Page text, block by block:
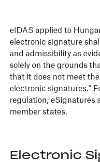
eIDAS applied to
electronic signature
and admissibility as
solely on the grounds
that it does not meet
electronic signatures.”
regulation, eSignatures
member states.
Electronic